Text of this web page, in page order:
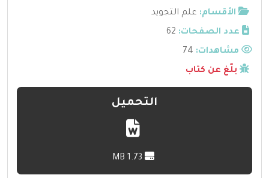
الأقسام: علم التجويد
عدد الصفحات: 62
مشاهدات:
بلّغ عن كتاب
التحميل